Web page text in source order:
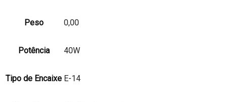
Peso 0,00
Potência 40W
Tipo de Encaixe E-14